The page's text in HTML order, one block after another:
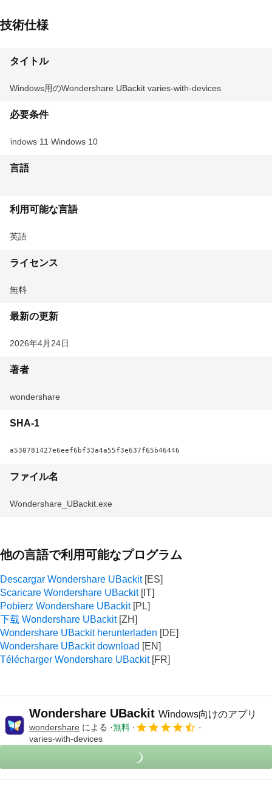
技術仕様
タイトル
Windows用のWondershare UBackit varies-with-devices
必要条件
Windows 11 Windows 10
言語
利用可能な言語
英語
ライセンス
無料
最新の更新
2026年4月24日
著者
wondershare
SHA-1
a530781427e6eef6bf33a4a55f3e637f65b46446
ファイル名
Wondershare_UBackit.exe
他の言語で利用可能なプログラム
Descargar Wondershare UBackit
Scaricare Wondershare UBackit
Pobierz Wondershare UBackit
下载 Wondershare UBackit
Wondershare UBackit herunterladen
Wondershare UBackit download
Télécharger Wondershare UBackit
Wondershare UBackit Windows向けのアプリ
wondershare による
無料
varies-with-devices